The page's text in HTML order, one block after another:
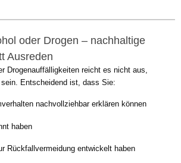
oder Drogen – nachhaltige
Ausreden
Drogenauffälligkeiten reicht es nicht aus,
Entscheidend ist, dass Sie:
nachvollziehbar erklären können
haben
Rückfallvermeidung entwickelt haben